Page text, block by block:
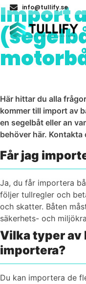
info@tullify.se
Import
Här hittar du alla
kommer till import av
en segelbåt eller an
behöver här. Kontakta
Får jag
Ja, du får importera
följer tullregler och
och skatter. Båten
säkerhets- och
Vilka typer av
importera?
Du kan importera de